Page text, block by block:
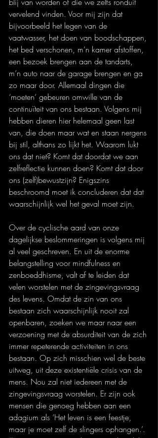
vervelend vinden. Voor mij zijn dat
bijvoorbeeld het legen van de
vaatwasser, het doen van boodschappen,
het bed verschonen, m’n kamer afstoffen,
een bezoek brengen aan de tandarts,
m’n auto naar de garage brengen en ga
zo maar door. Allemaal dingen die
‘moeten’ gebeuren omwille van de
continuïteit van ons bestaan. Volgens mij
hebben dieren hier helemaal geen last
van, die doen maar wat en staan nergens
bij stil, althans zo lijkt het. Waarom lukt
ons dat niet? Komt dat doordat we aan
zelfreflectie kunnen doen? Komt dat door
ons (zelf)bewustzijn? Enigszins
beschroomd moet ik concluderen dat dat
waarschijnlijk wel het geval moet zijn.
Over de cyclische aard van onze
dagelijkse beslommeringen is volgens mij
al veel geschreven. En uit de enorme
belangstelling voor mindfulness en
zenboeddhisme, valt af te leiden dat
velen worstelen met de zingevingsvraag
des levens. Omdat de zin van ons
bestaan zich waarschijnlijk nooit zal
openbaren, zoeken we maar naar een
verzoening met de absurditeit van de zich
immer repeterende activiteiten in ons
bestaan. Op zich misschien wel de beste
uitweg, uit deze existentiële crisis van de
mens. Nou zal niet iedereen met de
zingevingsvraag worstelen. Er zijn ook
mensen die genoeg hebben aan een
adagium als ‘Het leven is een feestje,
maar je moet zelf de slingers ophangen.’.